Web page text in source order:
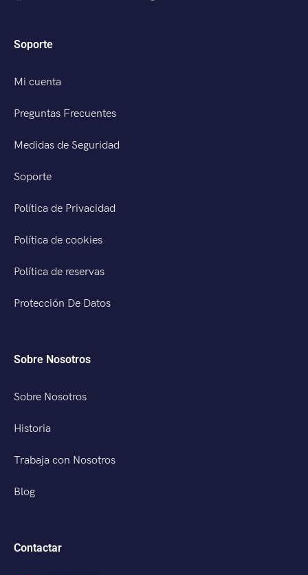
Soporte
Mi cuenta
Preguntas Frecuentes
Medidas de Seguridad
Soporte
Política de Privacidad
Política de cookies
Política de reservas
Protección De Datos
Sobre Nosotros
Sobre Nosotros
Historia
Trabaja con Nosotros
Blog
Contactar